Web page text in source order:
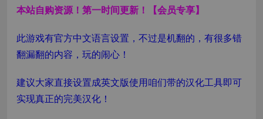
本站自购资源！第一时间更新！【会员专享】
此游戏有官方中文语言设置，不过是机翻的，有很多错
翻漏翻的内容，玩的闹心！
建议大家直接设置成英文版使用咱们带的汉化工具即可
实现真正的完美汉化！